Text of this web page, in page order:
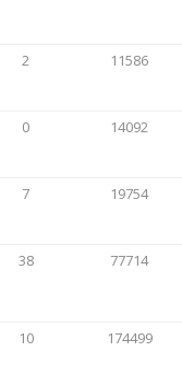
2 11586
0 14092
7 19754
38 77714
10 174499